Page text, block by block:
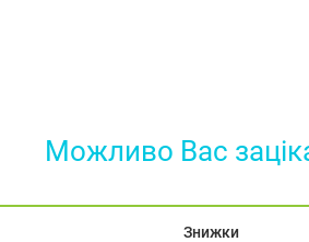
Можливо Вас
Знижки